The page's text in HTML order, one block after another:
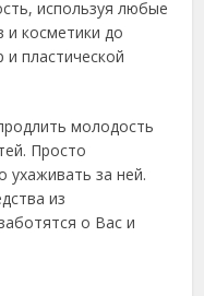
используя любые
и косметики до
пластической
молодость
Просто
ухаживать за ней.
из
о Вас и